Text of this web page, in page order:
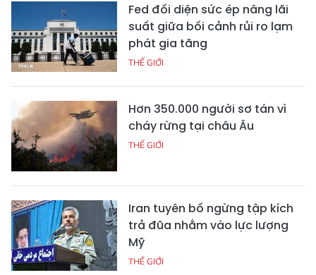
Fed đối diện sức ép nâng lãi
suất giữa bối cảnh rủi ro lạm
phát gia tăng
THẾ GIỚI
Hơn 350.000 người sơ tán vì
cháy rừng tại châu Âu
THẾ GIỚI
Iran tuyên bố ngừng tập kích
trả đũa nhằm vào lực lượng
Mỹ
THẾ GIỚI